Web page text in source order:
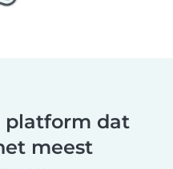
platform dat
meest